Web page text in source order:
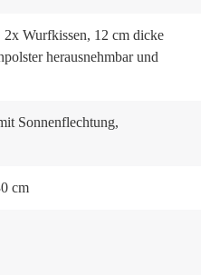
2x Wurfkissen, 12 cm dicke
herausnehmbar und
Sonnenflechtung,
cm